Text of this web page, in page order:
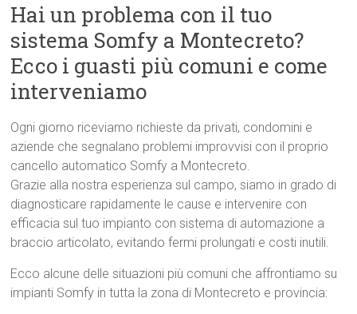
Hai un problema con il tuo
sistema Somfy a Montecreto?
Ecco i guasti più comuni e come
interveniamo
Ogni giorno riceviamo richieste da privati, condomini e
aziende che segnalano problemi improvvisi con il proprio
cancello automatico Somfy a Montecreto.
Grazie alla nostra esperienza sul campo, siamo in grado di
diagnosticare rapidamente le cause e intervenire con
efficacia sul tuo impianto con sistema di automazione a
braccio articolato, evitando fermi prolungati e costi inutili.
Ecco alcune delle situazioni più comuni che affrontiamo su
impianti Somfy in tutta la zona di Montecreto e provincia: